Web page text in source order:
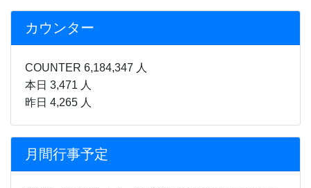
カウンター
COUNTER 6,184,347 人
本日 3,471 人
昨日 4,265 人
月間行事予定